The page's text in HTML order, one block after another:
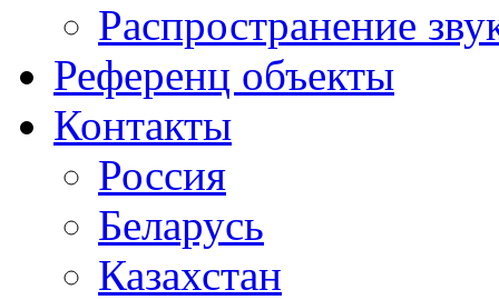
Распространение
Референц объекты
Контакты
Россия
Беларусь
Казахстан